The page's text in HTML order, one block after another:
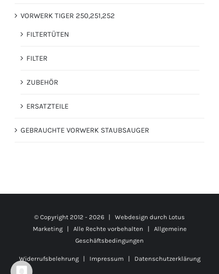
VORWERK TIGER 250,251,252
FILTERTÜTEN
FILTER
ZUBEHÖR
ERSATZTEILE
GEBRAUCHTE VORWERK STAUBSAUGER
© Copyright 2012 - 2026 | Webdesign durch Lotus
Marketing| Alle Rechte vorbehalten | Allgemeine
Geschäftsbedingungen
Widerrufsbelehrung| Impressum | Datenschutzerklärung